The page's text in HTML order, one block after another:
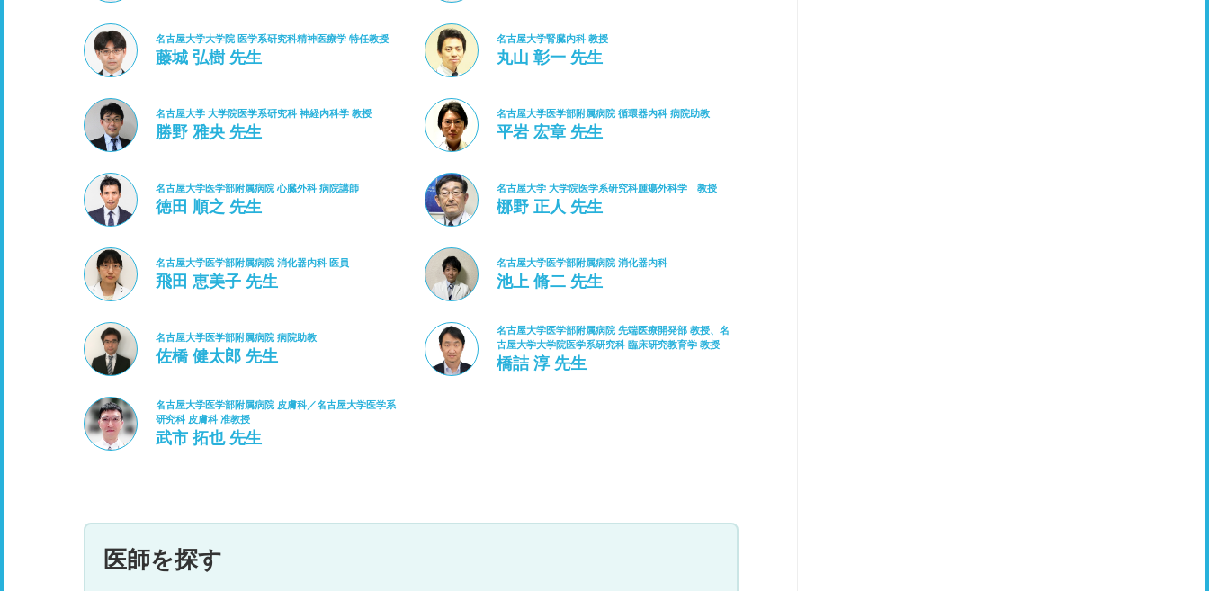
名古屋大学大学院 医学系研究科精神医療学 特任教授
藤城 弘樹 先生
名古屋大学腎臓内科 教授
丸山 彰一 先生
名古屋大学 大学院医学系研究科 神経内科学 教授
勝野 雅央 先生
名古屋大学医学部附属病院 循環器内科 病院助教
平岩 宏章 先生
名古屋大学医学部附属病院 心臓外科 病院講師
徳田 順之 先生
名古屋大学 大学院医学系研究科腫瘍外科学 教授
梛野 正人 先生
名古屋大学医学部附属病院 消化器内科 医員
飛田 恵美子 先生
名古屋大学医学部附属病院 消化器内科
池上 脩二 先生
名古屋大学医学部附属病院 病院助教
佐橋 健太郎 先生
名古屋大学医学部附属病院 先端医療開発部 教授、名
古屋大学大学院医学系研究科 臨床研究教育学 教授
橋詰 淳 先生
名古屋大学医学部附属病院 皮膚科／名古屋大学医学系
研究科 皮膚科 准教授
武市 拓也 先生
医師を探す